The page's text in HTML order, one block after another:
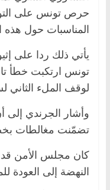
حرص تونس على
المناسبات حول هذه
يأتي ذلك ردا على
تونس ارتكبت خطأ
لوقف الملء الثاني
وأشار الجرندي إلى
تضمّنت مغالطات
كان مجلس الأمن قد
النهضة إلى العودة